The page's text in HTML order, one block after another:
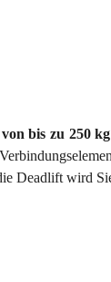
von bis zu 250
Deadlift wird